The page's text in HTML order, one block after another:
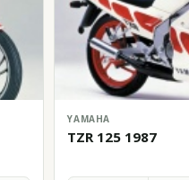
YAMAHA
TZR 125 1987